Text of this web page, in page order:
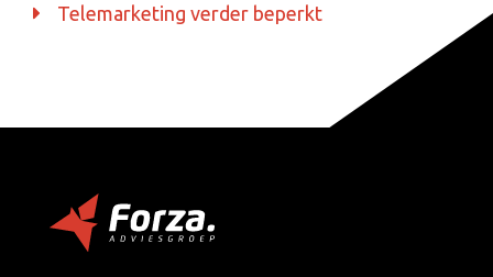
Telemarketing verder beperkt